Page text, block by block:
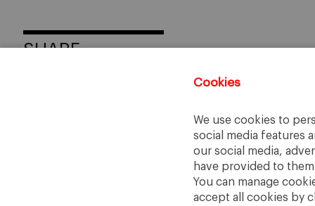
Cookies
We use cookies to
social media features
our social media,
have provided to
You can manage
accept all cookies by
SHARE